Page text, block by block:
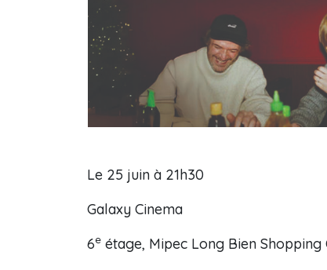
Le 25 juin à 21h30
Galaxy Cinema
6e étage, Mipec Long Bien